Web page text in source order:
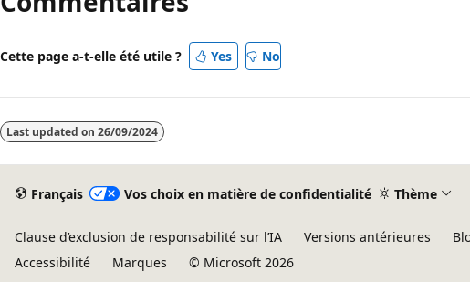
désactivé
Cette page a-t-elle été utile ? Yes No
Last updated on 26/09/2024
Français Vos choix en matière de confidentialité Thème
Clause d’exclusion de responsabilité sur l’IA Versions antérieures
Accessibilité
Marques © Microsoft 2026